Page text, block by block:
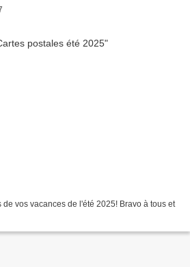
vos vacances de l'été 2025! Bravo à tous et